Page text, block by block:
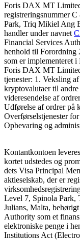
Foris DAX MT
registreringsnummer
Park, Triq Mikiel Ang
handler under navnet
Financial Services
henhold til Forordning
som er implementeret
Foris DAX MT
tjenester: 1. Veksling
kryptovalutaer til
videresendelse af
Udførelse af ordrer på
Overførselstjenester
Opbevaring og
Kontantkontoen
kortet udstedes og
dets Visa Principal
aktieselskab, der er
Level 7, Spinola
Julians, Malta,
Authority som et
elektroniske penge i
Institutions Act